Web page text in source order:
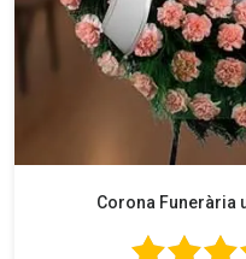
Corona Funerària